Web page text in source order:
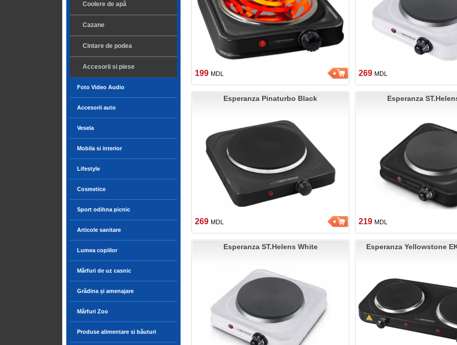
Coolere de apă
Cazane
Cintare de podea
Accesorii si piese
Foto Video Audio
Accesorii auto
Vesela
Mobila si interior
Lifestyle
Cosmetice
Sport odihna picnic
Articole sanitare
Lumea copiilor
Mărfuri de uz casnic
Grădina și amenajare
Mărfuri Zoo
Produse alimentare si băuturi
199 MDL 269 MDL
Esperanza Pinaturbo Black
269 MDL
Esperanza
219 MDL
Esperanza ST.Helens White Esperanza Yellowstone